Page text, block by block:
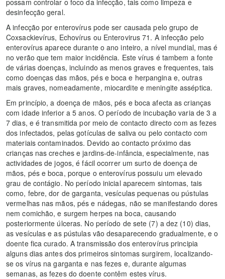
possam controlar o foco da infecção, tais como limpeza e
desinfecção geral.
A infecção por enterovírus pode ser causada pelo grupo de
Coxsackievírus, Echovírus ou Enterovirus 71. A infecção pelo
enterovírus aparece durante o ano inteiro, a nível mundial, mas é
no verão que tem maior incidência. Este vírus é tambem a fonte
de várias doenças, incluindo as menos graves e frequentes, tais
como doenças das mãos, pés e boca e herpangina e, outras
mais graves, nomeadamente, miocardite e meningite asséptica.
Em princípio, a doença de mãos, pés e boca afecta as crianças
com idade inferior a 5 anos. O período de incubação varia de 3 a
7 dias, e é transmitida por meio de contacto directo com as fezes
dos infectados, pelas gotículas de saliva ou pelo contacto com
materiais contaminados. Devido ao contacto próximo das
crianças nas creches e jardins-de-infância, especialmente, nas
actividades de jogos, é fácil ocorrer um surto de doença de
mãos, pés e boca, porque o enterovírus possuiu um elevado
grau de contágio. No período inicial aparecem sintomas, tais
como, febre, dor de garganta, vesículas pequenas ou pústulas
vermelhas nas mãos, pés e nádegas, não se manifestando dores
nem comichão, e surgem herpes na boca, causando
posteriormente úlceras. No período de sete (7) a dez (10) dias,
as vesículas e as pústulas vão desaparecendo gradualmente, e o
doente fica curado. A transmissão dos enterovírus principia
alguns dias antes dos primeiros sintomas surgirem, localizando-
se os vírus na garganta e nas fezes e, durante algumas
semanas, as fezes do doente contêm estes vírus.